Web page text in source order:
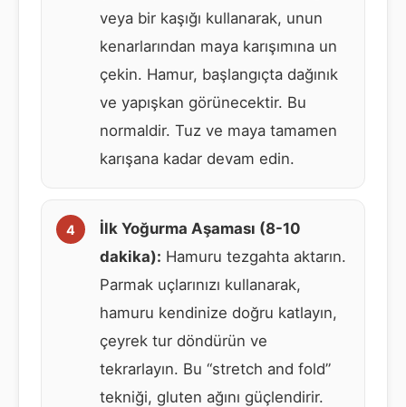
veya bir kaşığı kullanarak, unun
kenarlarından maya karışımına un
çekin. Hamur, başlangıçta dağınık
ve yapışkan görünecektir. Bu
normaldir. Tuz ve maya tamamen
karışana kadar devam edin.
İlk Yoğurma Aşaması (8-10
dakika): Hamuru tezgahta aktarın.
Parmak uçlarınızı kullanarak,
hamuru kendinize doğru katlayın,
çeyrek tur döndürün ve
tekrarlayın. Bu “stretch and fold”
tekniği, gluten ağını güçlendirir.